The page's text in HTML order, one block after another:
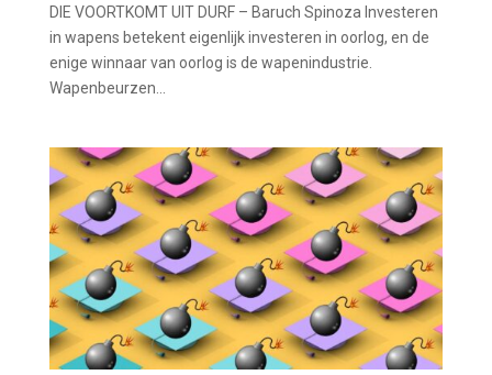
DIE VOORTKOMT UIT DURF – Baruch Spinoza Investeren
in wapens betekent eigenlijk investeren in oorlog, en de
enige winnaar van oorlog is de wapenindustrie.
Wapenbeurzen...